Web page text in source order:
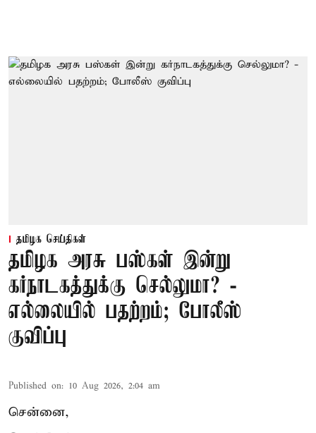
தமிழக செய்திகள்
தமிழக அரசு பஸ்கள் இன்று
கர்நாடகத்துக்கு செல்லுமா? -
எல்லையில் பதற்றம்; போலீஸ்
குவிப்பு
Published on: 10 Aug 2026, 2:04 am
சென்னை,